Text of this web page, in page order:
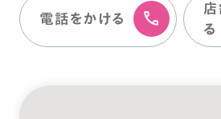
電話をかける
店
る